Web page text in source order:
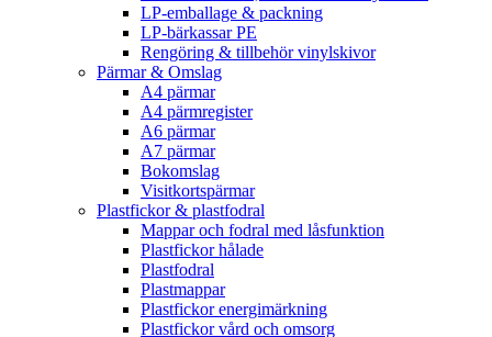
LP-emballage & packning
LP-bärkassar PE
Rengöring & tillbehör vinylskivor
Pärmar & Omslag
A4 pärmar
A4 pärmregister
A6 pärmar
A7 pärmar
Bokomslag
Visitkortspärmar
Plastfickor & plastfodral
Mappar och fodral med låsfunktion
Plastfickor hålade
Plastfodral
Plastmappar
Plastfickor energimärkning
Plastfickor vård och omsorg